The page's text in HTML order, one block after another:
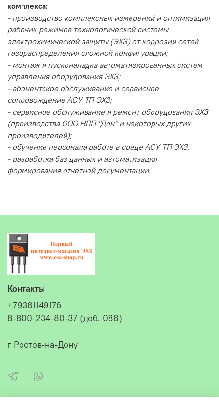
комплекса:
- производство комплексных измерений и оптимизация
рабочих режимов технологической системы
электрохимической защиты (ЭХЗ) от коррозии сетей
газораспределения сложной конфигурации;
- монтаж и пусконаладка автоматизированных систем
управления оборудования ЭХЗ;
- абонентское обслуживание и сервисное
сопровождение АСУ ТП ЭХЗ;
- сервисное обслуживание и ремонт оборудования ЭХЗ
(производства ООО НПП "Дон" и некоторых других
производителей);
- обучение персонала работе в среде АСУ ТП ЭХЗ.
- разработка баз данных и автоматизация
формирования отчетной документации.
Контакты
+79381149176
8-800-234-80-37 (доб. 088)
г Ростов-на-Дону